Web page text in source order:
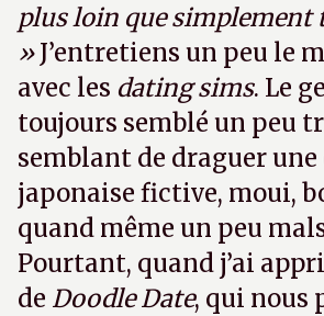
plus loin que simplement
»J’entretiens un peu le
avec les dating sims. Le
toujours semblé un peu
semblant de draguer une
japonaise fictive, moui,
quand même un peu
Pourtant, quand j’ai
de Doodle Date, qui nous